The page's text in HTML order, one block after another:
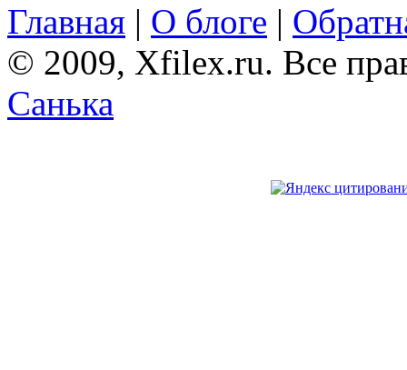
Главная | О блоге |
© 2009, Xfilex.ru. Все
Санька